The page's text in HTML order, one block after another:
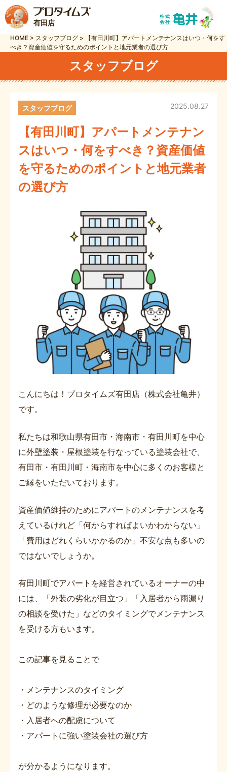
有田店
HOME > スタッフブログ >
【有田川町】アパートメンテナンスはいつ・何をす
べき？資産価値を守るためのポイントと地元業者の選び方
スタッフブログ
【有田川町】アパートメンテナン
スはいつ・何をすべき？資産価値
を守るためのポイントと地元業者
の選び方
2025.08.27
スタッフブログ
こんにちは！プロタイムズ有田店（株式会社亀井）
です。
私たちは和歌山県有田市・海南市・有田川町を中心
に外壁塗装・屋根塗装を行なっている塗装会社で、
有田市・有田川町・海南市を中心に多くのお客様と
ご縁をいただいております。
資産価値維持のためにアパートのメンテナンスを考
えているけれど「何からすればよいかわからない」
「費用はどれくらいかかるのか」不安な点も多いの
ではないでしょうか。
有田川町でアパートを経営されているオーナーの中
には、「外装の劣化が目立つ」「入居者から雨漏り
の相談を受けた」などのタイミングでメンテナンス
を受ける方もいます。
この記事を見ることで
・メンテナンスのタイミング
・どのような修理が必要なのか
・入居者への配慮について
・アパートに強い塗装会社の選び方
が分かるようになります。